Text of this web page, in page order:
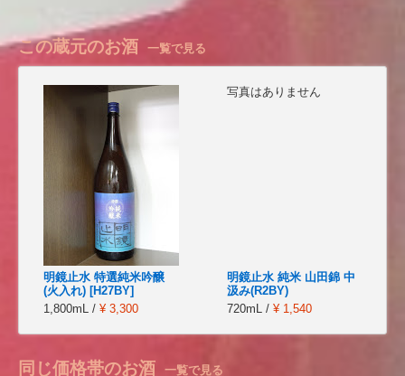
この蔵元のお酒 一覧で見る
明鏡止水 特選純米吟醸
(火入れ) [H27BY]
1,800mL / ¥ 3,300
写真はありません
明鏡止水 純米 山田錦 中
汲み(R2BY)
720mL / ¥ 1,540
同じ価格帯のお酒 一覧で見る